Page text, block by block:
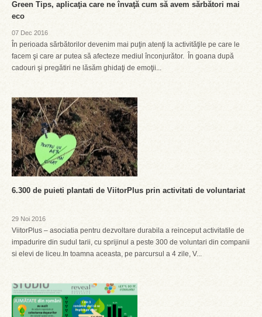
Green Tips, aplicaţia care ne învaţă cum să avem sărbători mai
eco
07 Dec 2016
În perioada sărbătorilor devenim mai puţin atenţi la activităţile pe care le
facem şi care ar putea să afecteze mediul înconjurător. În goana după
cadouri şi pregătiri ne lăsăm ghidaţi de emoţii...
6.300 de puieti plantati de ViitorPlus prin activitati de voluntariat
29 Noi 2016
ViitorPlus – asociatia pentru dezvoltare durabila a reinceput activitatile de
impadurire din sudul tarii, cu sprijinul a peste 300 de voluntari din companii
si elevi de liceu.In toamna aceasta, pe parcursul a 4 zile, V...